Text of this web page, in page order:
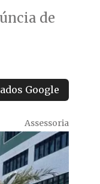
de
Google
Assessoria